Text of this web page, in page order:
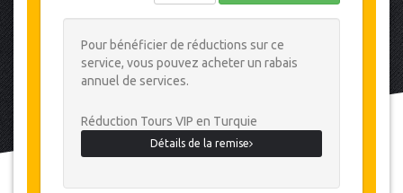
Pour bénéficier de réductions sur ce
service, vous pouvez acheter un rabais
annuel de services.
Réduction Tours VIP en Turquie
Détails de la remise